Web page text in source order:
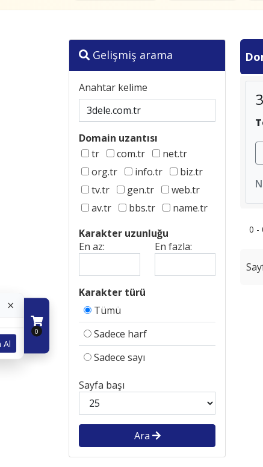
Gelişmiş arama
Anahtar kelime
Domain uzantısı
tr
com.tr
net.tr
org.tr
info.tr
biz.tr
tv.tr
gen.tr
web.tr
av.tr
bbs.tr
name.tr
Karakter uzunluğu
En az:
En fazla:
Karakter türü
Tümü
Sadece harf
Sadece sayı
Sayfa başı
Ara
0 -
0
×
Al